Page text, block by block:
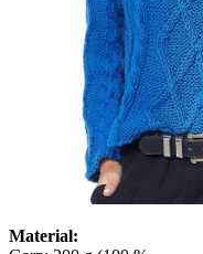
Material: